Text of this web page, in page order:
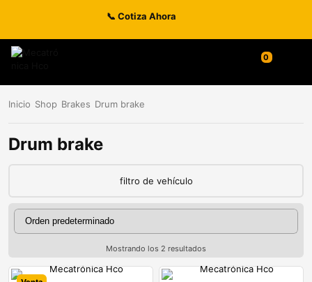
📞 Cotiza Ahora
Inicio Shop Brakes Drum brake
Drum brake
filtro de vehículo
Mostrando los 2 resultados